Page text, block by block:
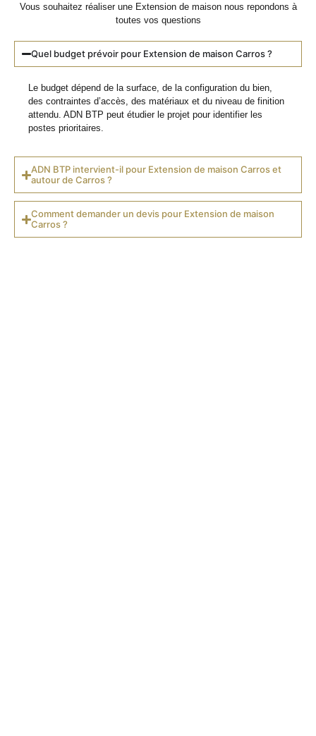
Vous souhaitez réaliser une Extension de maison nous repondons à
toutes vos questions
Quel budget prévoir pour Extension de maison Carros ?
Le budget dépend de la surface, de la configuration du bien,
des contraintes d’accès, des matériaux et du niveau de finition
attendu. ADN BTP peut étudier le projet pour identifier les
postes prioritaires.
ADN BTP intervient-il pour Extension de maison Carros et
autour de Carros ?
Comment demander un devis pour Extension de maison
Carros ?